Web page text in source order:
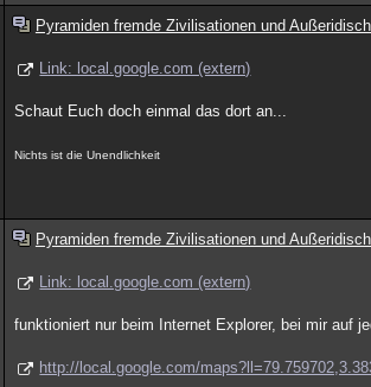
Pyramiden fremde Zivilisationen und
Link: local.google.com (extern)
Schaut Euch doch einmal das dort an...
Nichts ist die Unendlichkeit
Pyramiden fremde Zivilisationen und
Link: local.google.com (extern)
funktioniert nur beim Internet Explorer, bei mir auf
http://local.google.com/